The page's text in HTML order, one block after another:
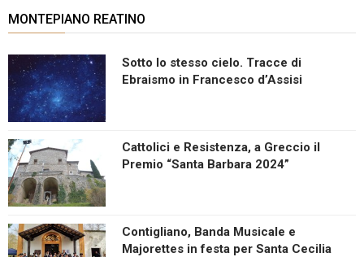
MONTEPIANO REATINO
Sotto lo stesso cielo. Tracce di
Ebraismo in Francesco d’Assisi
Cattolici e Resistenza, a Greccio il
Premio “Santa Barbara 2024”
Contigliano, Banda Musicale e
Majorettes in festa per Santa Cecilia